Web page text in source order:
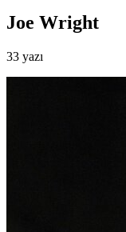
Joe Wright
33 yazı